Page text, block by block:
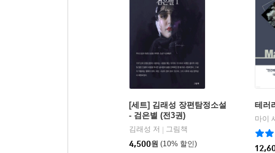
[세트] 김래성 장편탐정소설
- 검은별 (전3권)
김래성 저 | 그림책
4,500원 (10% 할인)
테러